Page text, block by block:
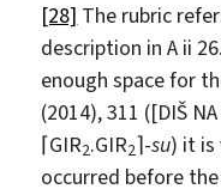
[28] The rubric
description in A ii
enough space for
(2014), 311 ([DIŠ
⌈GIR2.GIR2⌉-su) it
occurred before